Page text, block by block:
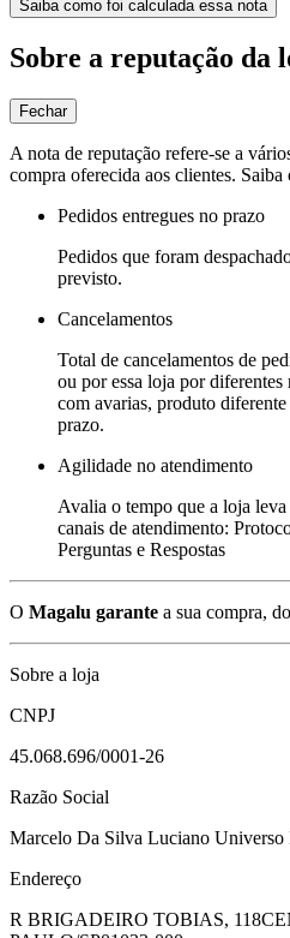
Saiba como foi calculada essa nota
Sobre a reputação da
Fechar
A nota de reputação refere-se a
compra oferecida aos clientes.
Pedidos entregues no prazo
Pedidos que foram
previsto.
Cancelamentos
Total de cancelamentos de
ou por essa loja por
com avarias, produto
prazo.
Agilidade no atendimento
Avalia o tempo que a loja
canais de atendimento:
Perguntas e Respostas
O Magalu garante a sua compra,
Sobre a loja
CNPJ
45.068.696/0001-26
Razão Social
Marcelo Da Silva Luciano Universo
Endereço
R BRIGADEIRO TOBIAS, 118